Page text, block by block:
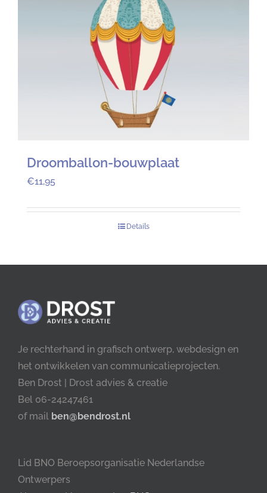
Droomballon-bouwplaat
€11,95
Details
Je rechterhand in grafisch ontwerp, webdesign en
het ontwikkelen van communicatieprojecten.
Ben Drost | Drost advies & creatie
Bel 06-24247461
of mail ben@bendrost.nl
Lid BNO Beroepsorganisatie Nederlandse
Ontwerpers